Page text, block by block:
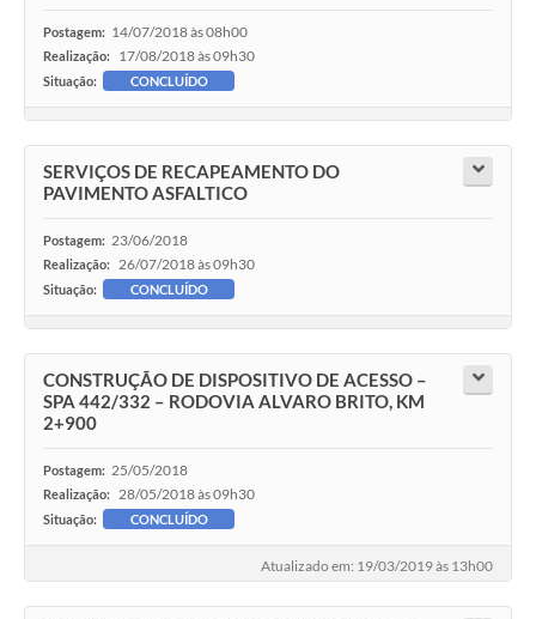
Postagem: 14/07/2018 às 08h00
Realização: 17/08/2018 às 09h30
Situação: CONCLUÍDO
SERVIÇOS DE RECAPEAMENTO DO
PAVIMENTO ASFALTICO
Postagem: 23/06/2018
Realização: 26/07/2018 às 09h30
Situação: CONCLUÍDO
CONSTRUÇÃO DE DISPOSITIVO DE ACESSO –
SPA 442/332 – RODOVIA ALVARO BRITO, KM
2+900
Postagem: 25/05/2018
Realização: 28/05/2018 às 09h30
Situação: CONCLUÍDO
Atualizado em: 19/03/2019 às 13h00